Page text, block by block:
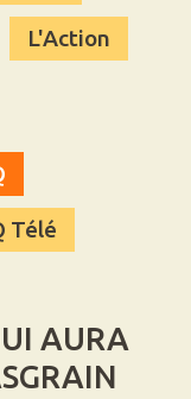
L'Action
Télé
AURA